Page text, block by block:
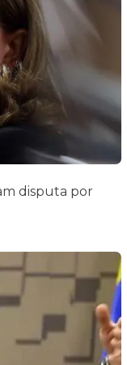
disputa por